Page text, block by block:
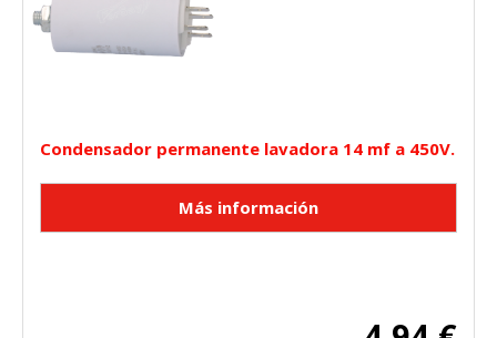
Condensador permanente lavadora 14 mf a 450V.